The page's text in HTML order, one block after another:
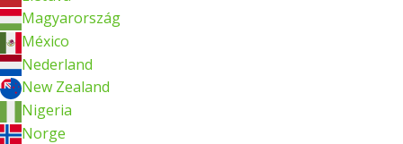
Magyarország
México
Nederland
New Zealand
Nigeria
Norge